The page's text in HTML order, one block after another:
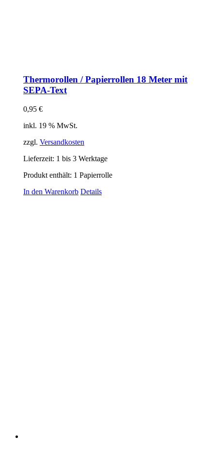
Thermorollen / Papierrollen 18 Meter mit
SEPA-Text
0,95 €
inkl. 19 % MwSt.
zzgl. Versandkosten
Lieferzeit: 1 bis 3 Werktage
Produkt enthält: 1 Papierrolle
In den Warenkorb Details